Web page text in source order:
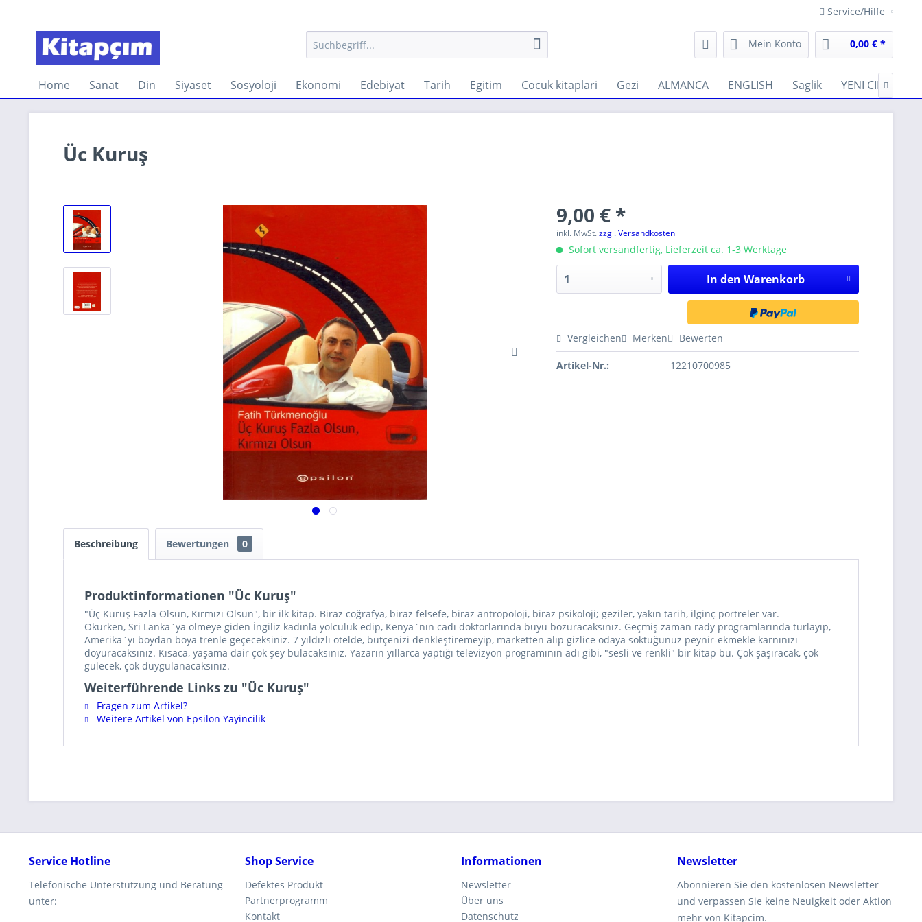
Service/Hilfe
Mein Konto 0,00 € *
Home Sanat Din Siyaset Sosyoloji Ekonomi Edebiyat Tarih Egitim Cocuk kitaplari Gezi ALMANCA ENGLISH Saglik YENI CIKANLAR

Üc Kuruş
9,00 € *
inkl. MwSt.zzgl. Versandkosten
Sofort versandfertig, Lieferzeit ca. 1-3 Werktage
In den Warenkorb
Vergleichen Merken Bewerten
Artikel-Nr.: 12210700985
Beschreibung Bewertungen 0
Produktinformationen "Üc Kuruş"
"Üç Kuruş Fazla Olsun, Kırmızı Olsun", bir ilk kitap. Biraz coğrafya, biraz felsefe, biraz antropoloji, biraz psikoloji; geziler, yakın tarih, ilginç portreler var.
Okurken, Sri Lanka`ya ölmeye giden İngiliz kadınla yolculuk edip, Kenya`nın cadı doktorlarında büyü bozuracaksınız. Geçmiş zaman rady programlarında turlayıp,
Amerika`yı boydan boya trenle geçeceksiniz. 7 yıldızlı otelde, bütçenizi denkleştiremeyip, marketten alıp gizlice odaya soktuğunuz peynir-ekmekle karnınızı
doyuracaksınız. Kısaca, yaşama dair çok şey bulacaksınız. Yazarın yıllarca yaptığı televizyon programının adı gibi, "sesli ve renkli" bir kitap bu. Çok şaşıracak, çok
gülecek, çok duygulanacaksınız.
Weiterführende Links zu "Üc Kuruş"
Fragen zum Artikel?
Weitere Artikel von Epsilon Yayincilik
Service Hotline
Telefonische Unterstützung und Beratung
unter:
Shop Service
Defektes Produkt
Partnerprogramm
Kontakt
Informationen
Newsletter
Über uns
Datenschutz
Newsletter
Abonnieren Sie den kostenlosen Newsletter
und verpassen Sie keine Neuigkeit oder Aktion
mehr von Kitapcim.